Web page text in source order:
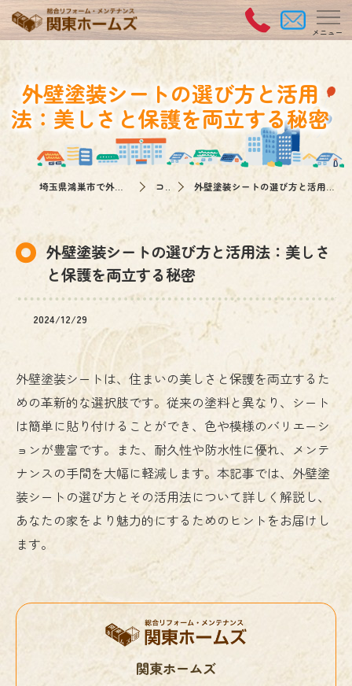
外壁塗装シートの選び方と活用
法：美しさと保護を両立する秘密
コラム 外壁塗装シートの選び方と活用法：美しさと保護を両立する秘密
外壁塗装シートの選び方と活用法：美しさ
と保護を両立する秘密
2024/12/29
外壁塗装シートは、住まいの美しさと保護を両立するた
めの革新的な選択肢です。従来の塗料と異なり、シート
は簡単に貼り付けることができ、色や模様のバリエーシ
ョンが豊富です。また、耐久性や防水性に優れ、メンテ
ナンスの手間を大幅に軽減します。本記事では、外壁塗
装シートの選び方とその活用法について詳しく解説し、
あなたの家をより魅力的にするためのヒントをお届けし
ます。
関東ホームズ